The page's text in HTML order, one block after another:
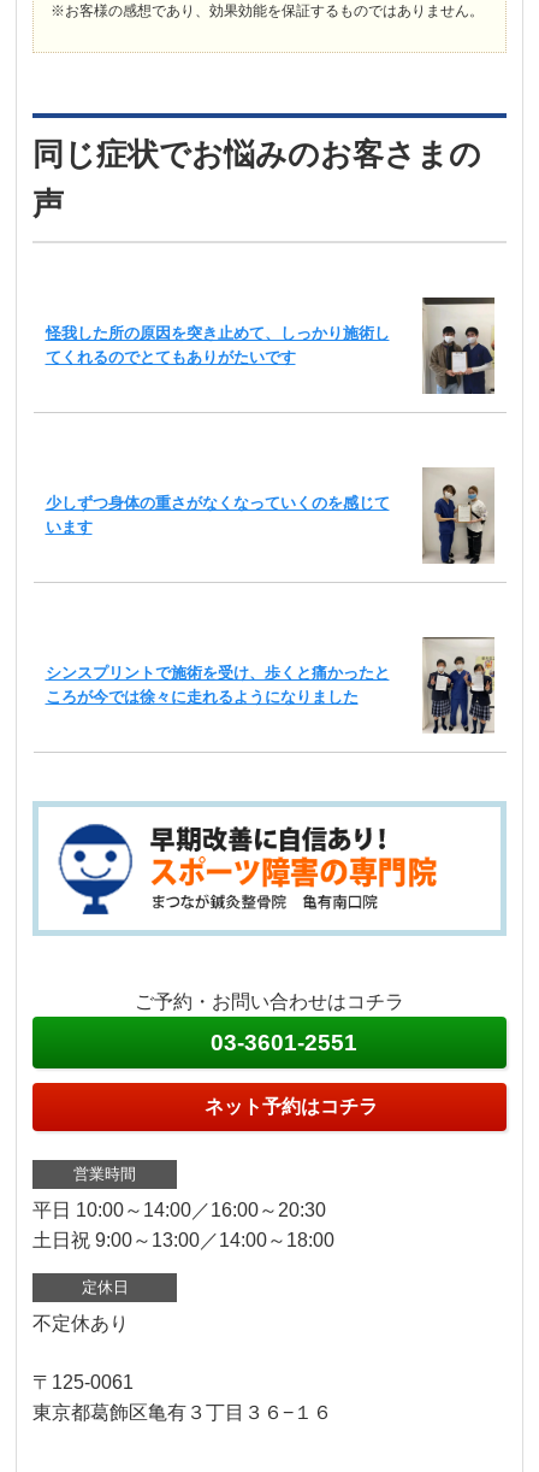
※お客様の感想であり、効果効能を保証するものではありません。
同じ症状でお悩みのお客さまの
声
怪我した所の原因を突き止めて、しっかり施術し
てくれるのでとてもありがたいです
少しずつ身体の重さがなくなっていくのを感じて
います
シンスプリントで施術を受け、歩くと痛かったと
ころが今では徐々に走れるようになりました
ご予約・お問い合わせはコチラ
03-3601-2551
ネット予約はコチラ
営業時間
平日 10:00～14:00／16:00～20:30
土日祝 9:00～13:00／14:00～18:00
定休日
不定休あり
〒125-0061
東京都葛飾区亀有３丁目３６−１６